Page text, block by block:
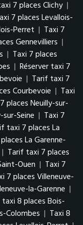
7 places Clichy |
7 places Levallois-
Perret | Taxi 7
Gennevilliers |
| Taxi 7 places
| Réserver taxi 7
| Tarif taxi 7
Courbevoie | Taxi
places Neuilly-sur-
Seine | Taxi 7
taxi 7 places La
La Garenne-
| Tarif taxi 7 places
Ouen | Taxi 7
7 places Villeneuve-
la-Garenne |
8 places Bois-
Colombes | Taxi 8